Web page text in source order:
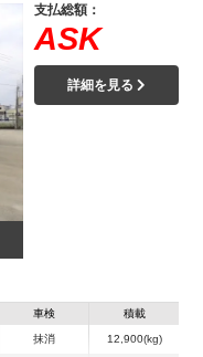
支払総額：
ASK
詳細を見る
車検
抹消
積載
12,900(kg)